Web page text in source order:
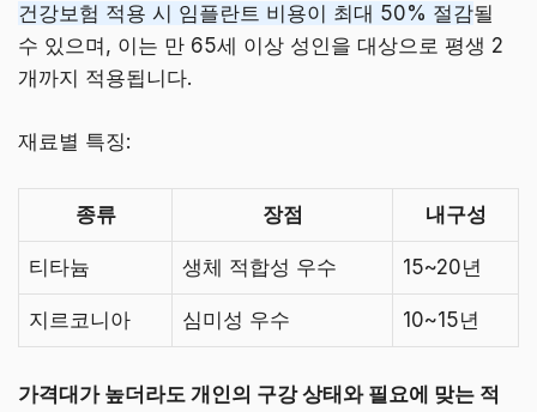
건강보험 적용 시 임플란트 비용이 최대 50% 절감될
수 있으며, 이는 만 65세 이상 성인을 대상으로 평생 2
개까지 적용됩니다.
재료별 특징:
종류 장점 내구성
티타늄 생체 적합성 우수 15~20년
지르코니아 심미성 우수 10~15년
가격대가 높더라도 개인의 구강 상태와 필요에 맞는 적